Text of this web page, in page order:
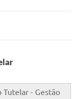
Tutelar - Gestão